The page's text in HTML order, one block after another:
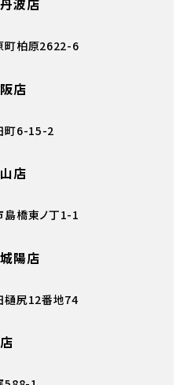
波店
町柏原2622-6
店
町6-15-2
店
橋東ノ丁1-1
陽店
樋尻12番地74